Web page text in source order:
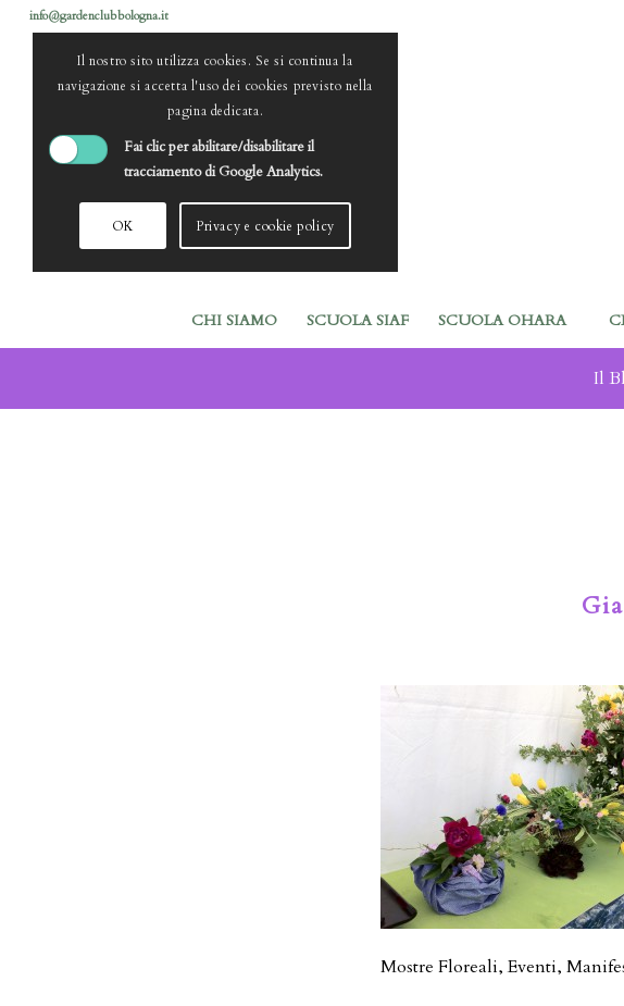
info@gardenclubbologna.it
CHI SIAMO SCUOLA SIAF SCUOLA OHARA
Il
Mostre Floreali, Eventi,
Il nostro sito utilizza cookies. Se si continua la
navigazione si accetta l'uso dei cookies previsto nella
pagina dedicata.
Fai clic per abilitare/disabilitare il
tracciamento di Google Analytics.
OK Privacy e cookie policy